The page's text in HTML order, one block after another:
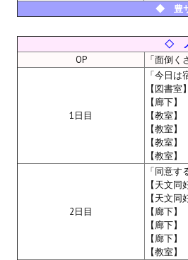
Nekopara Vol3 (Rus Version) ◆ 豊
◇ ノ
OP
「面倒く
1日目
「今日は
【図書室】
【廊下】
【教室】
【教室】
【教室】
【教室】
2日目
「同意す
【天文同
【天文同
【廊下】
【廊下】
【廊下】
【教室】